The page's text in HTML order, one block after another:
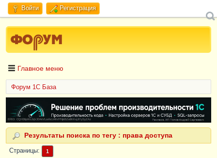
Войти Регистрация
Главное меню
Форум 1C База
ERID: CQH36pWzJqVJD4xVLsnhcU4hVPNjkBZe8KKxjJiYySyZAz
Результаты поиска по тегу : права доступа
Страницы 1